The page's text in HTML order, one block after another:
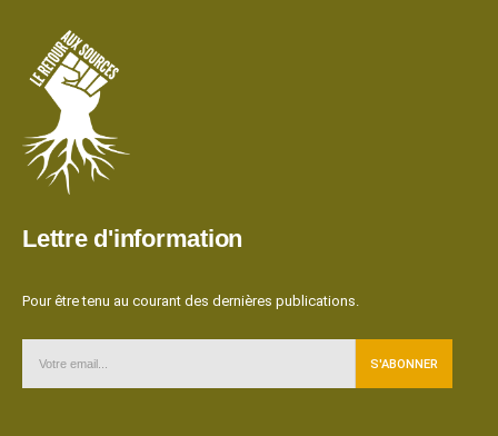
Lettre d'information
Pour être tenu au courant des dernières publications.